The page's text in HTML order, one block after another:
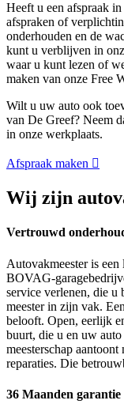
Heeft u een afspraak
afspraken of
onderhouden en de
kunt u verblijven in
waar u kunt lezen of
maken van onze Free
Wilt u uw auto ook
van De Greef? Neem
in onze werkplaats.
Afspraak maken
Wij zijn
Vertrouwd
Autovakmeester is
BOVAG-
service verlenen, die
meester in zijn vak.
belooft. Open, eerlijk
buurt, die u en uw
meesterschap
reparaties. Die
36 Maanden